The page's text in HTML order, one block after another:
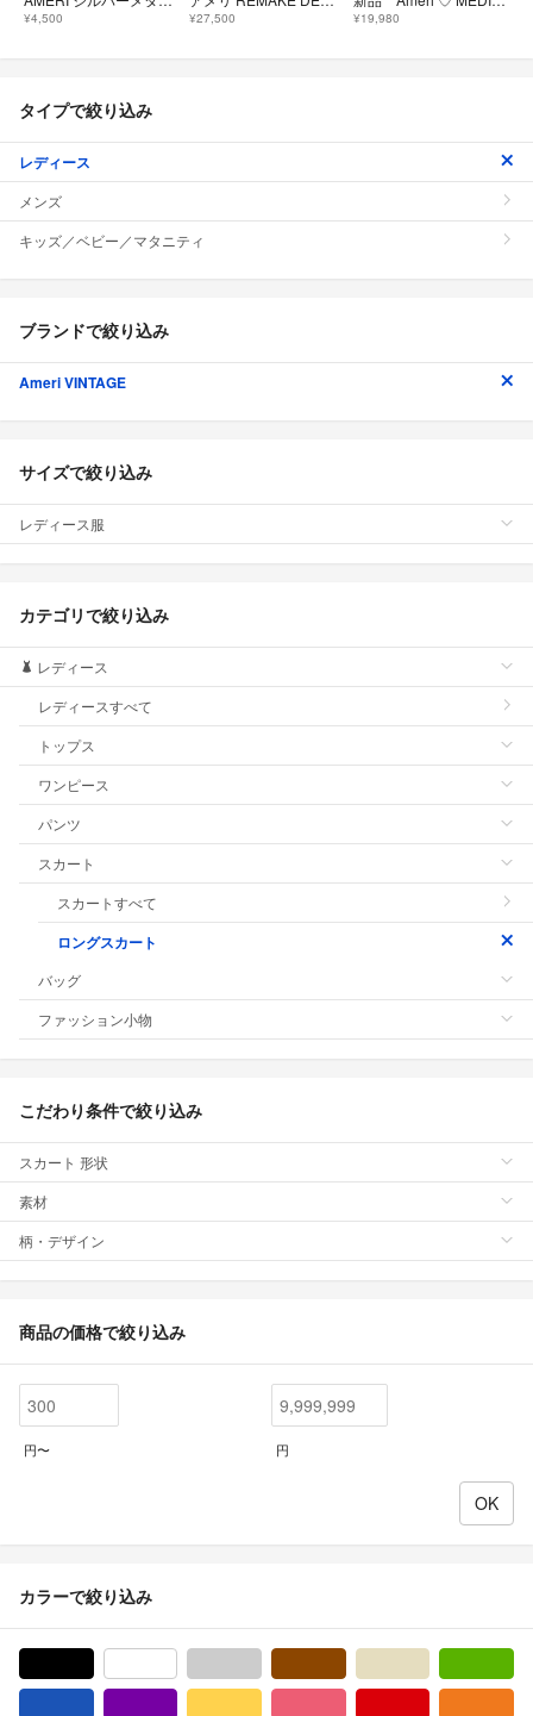
¥4,500 ¥27,500 ¥19,980
タイプで絞り込み
レディース
メンズ
キッズ／ベビー／マタニティ
ブランドで絞り込み
Ameri VINTAGE
サイズで絞り込み
レディース服
カテゴリで絞り込み
レディース
レディースすべて
トップス
ワンピース
パンツ
スカート
スカートすべて
ロングスカート
バッグ
ファッション小物
こだわり条件で絞り込み
スカート 形状
素材
柄・デザイン
商品の価格で絞り込み
円〜 円
カラーで絞り込み